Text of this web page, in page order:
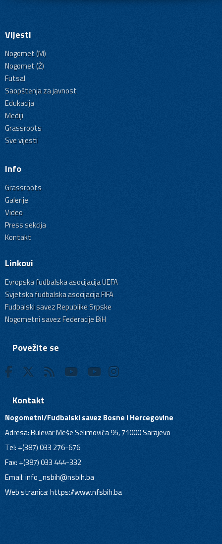
Vijesti
Nogomet (M)
Nogomet (Ž)
Futsal
Saopštenja za javnost
Edukacija
Mediji
Grassroots
Sve vijesti
Info
Grassroots
Galerije
Video
Press sekcija
Kontakt
Linkovi
Evropska fudbalska asocijacija UEFA
Svjetska fudbalska asocijacija FIFA
Fudbalski savez Republike Srpske
Nogometni savez Federacije BiH
Povežite se
Kontakt
Nogometni/Fudbalski savez Bosne i Hercegovine
Adresa: Bulevar Meše Selimovića 95, 71000 Sarajevo
Tel: +(387) 033 276-676
Fax: +(387) 033 444-332
Email:info_nsbih@nsbih.ba
Web stranica: https://www.nfsbih.ba